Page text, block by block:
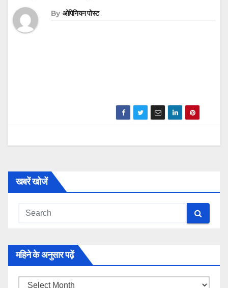
By ओपिनियन पोस्ट
खबरें खोजें
महिने के अनुसार पढ़ें
महिने